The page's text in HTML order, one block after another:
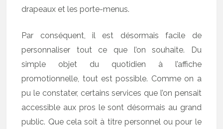
drapeaux et les porte-menus.
Par conséquent, il est désormais facile de
personnaliser tout ce que l’on souhaite. Du
simple objet du quotidien à l’affiche
promotionnelle, tout est possible. Comme on a
pu le constater, certains services que l’on pensait
accessible aux pros le sont désormais au grand
public. Que cela soit à titre personnel ou pour le